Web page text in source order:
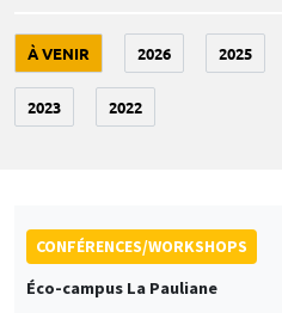
À VENIR 2026 2025
2023 2022
CONFÉRENCES/WORKSHOPS
Éco-campus La Pauliane